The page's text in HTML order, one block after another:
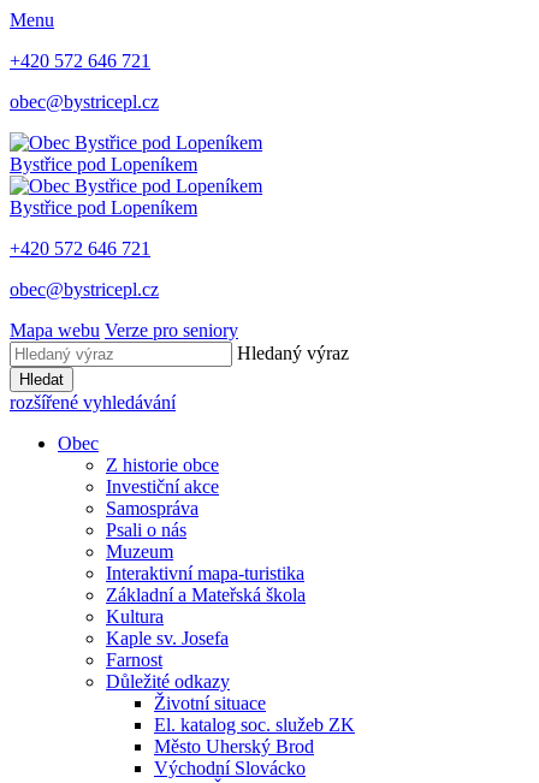
Menu
+420 572 646 721
obec@bystricepl.cz
Bystřice pod Lopeníkem
Bystřice pod Lopeníkem
+420 572 646 721
obec@bystricepl.cz
Mapa webu Verze pro seniory
Hledaný výraz
Hledat
rozšířené vyhledávání
Obec
Z historie obce
Investiční akce
Samospráva
Psali o nás
Muzeum
Interaktivní mapa-turistika
Základní a Mateřská škola
Kultura
Kaple sv. Josefa
Farnost
Důležité odkazy
Životní situace
El. katalog soc. služeb ZK
Město Uherský Brod
Východní Slovácko